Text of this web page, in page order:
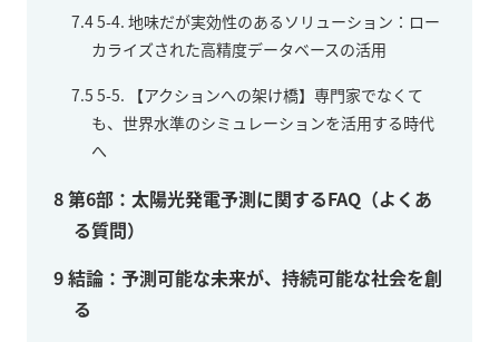
7.45-4. 地味だが実効性のあるソリューション：ロー
カライズされた高精度データベースの活用
7.5 5-5. 【アクションへの架け橋】専門家でなくて
も、世界水準のシミュレーションを活用する時代
へ
8第6部：太陽光発電予測に関するFAQ（よくあ
る質問）
9結論：予測可能な未来が、持続可能な社会を創
る